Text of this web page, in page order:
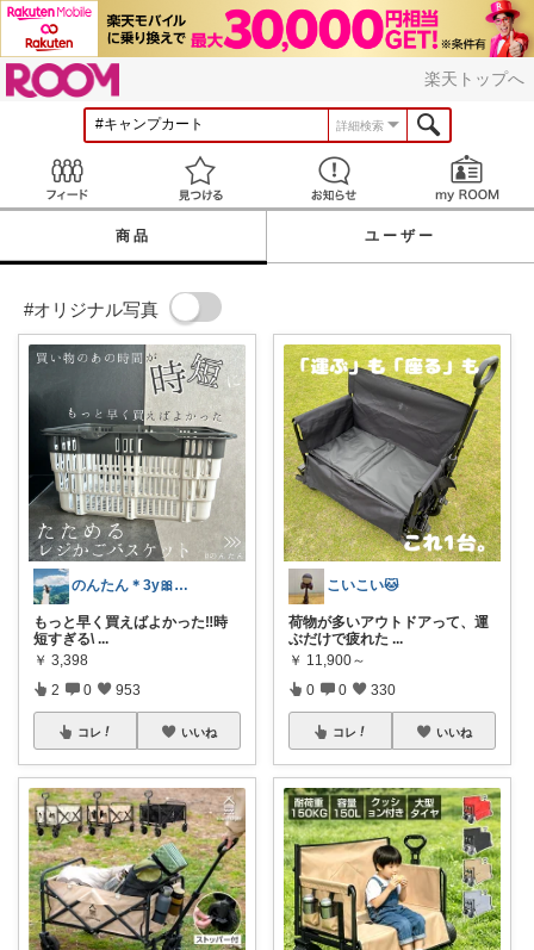
楽天トップへ
詳細検索
見つける お知らせ
商品 ユーザー
#オリジナル写真
のんたん＊3y🎀1y👶🏻🍼
もっと早く買えばよかった‼︎時
短すぎる\ ...
￥ 3,398
2 0 953
コレ いいね
こいこい🐱
荷物が多いアウトドアって、運
ぶだけで疲れた ...
￥ 11,900～
0 0 330
コレ いいね